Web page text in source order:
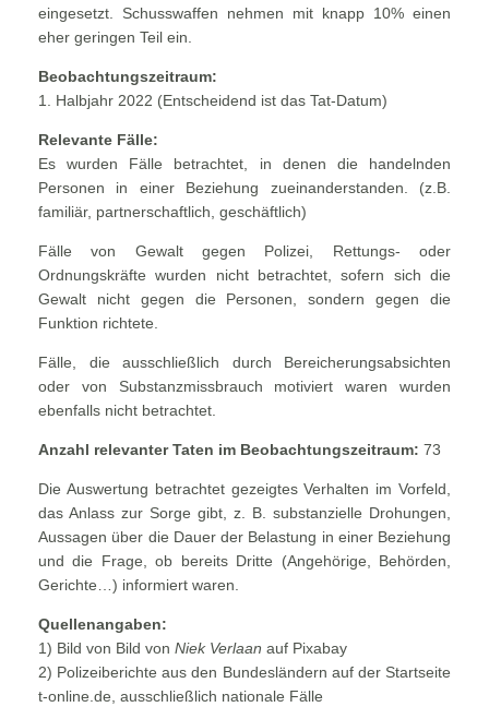
eingesetzt. Schusswaffen nehmen mit knapp 10% einen
eher geringen Teil ein.
Beobachtungszeitraum:
1. Halbjahr 2022 (Entscheidend ist das Tat-Datum)
Relevante Fälle:
Es wurden Fälle betrachtet, in denen die handelnden
Personen in einer Beziehung zueinanderstanden. (z.B.
familiär, partnerschaftlich, geschäftlich)
Fälle von Gewalt gegen Polizei, Rettungs- oder
Ordnungskräfte wurden nicht betrachtet, sofern sich die
Gewalt nicht gegen die Personen, sondern gegen die
Funktion richtete.
Fälle, die ausschließlich durch Bereicherungsabsichten
oder von Substanzmissbrauch motiviert waren wurden
ebenfalls nicht betrachtet.
Anzahl relevanter Taten im Beobachtungszeitraum: 73
Die Auswertung betrachtet gezeigtes Verhalten im Vorfeld,
das Anlass zur Sorge gibt, z. B. substanzielle Drohungen,
Aussagen über die Dauer der Belastung in einer Beziehung
und die Frage, ob bereits Dritte (Angehörige, Behörden,
Gerichte…) informiert waren.
Quellenangaben:
1) Bild von Bild von Niek Verlaan auf Pixabay
2) Polizeiberichte aus den Bundesländern auf der Startseite
t-online.de, ausschließlich nationale Fälle